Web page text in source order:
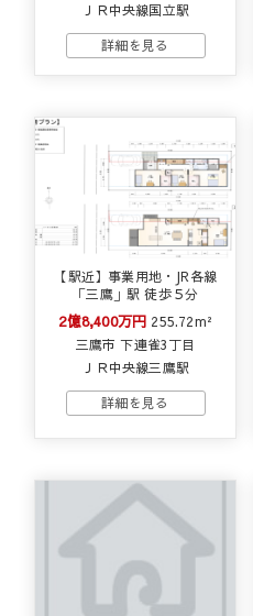
ＪＲ中央線国立駅
【駅近】事業用地・JR各線
「三鷹」駅 徒歩５分
2億8,400万円 255.72m²
三鷹市 下連雀3丁目
ＪＲ中央線三鷹駅